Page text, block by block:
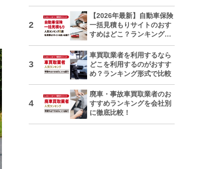
トも解説
【2026年最新】自動車保険
一括見積もりサイトのおす
すめはどこ？ランキングで
車買取業者を利用するなら
どこを利用するのがおすす
め？ランキング形式で比較
廃車・事故車買取業者のお
すすめランキングを会社別
に徹底比較！